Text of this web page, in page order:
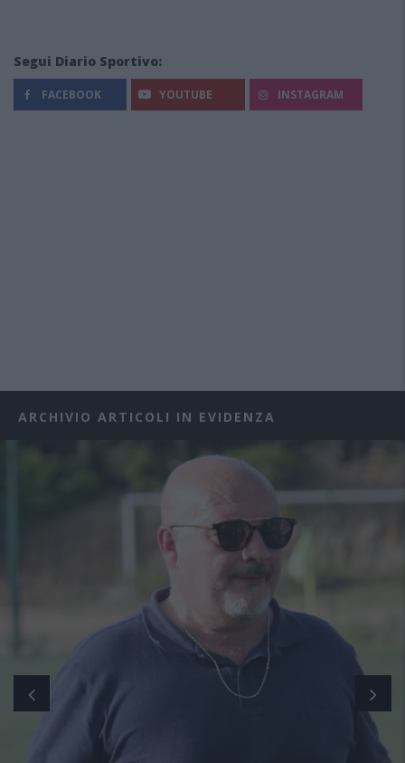
Segui Diario Sportivo:
FACEBOOK YOUTUBE INSTAGRAM
ARCHIVIO ARTICOLI IN EVIDENZA